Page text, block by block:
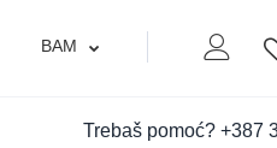
Moj
BAM
Trebaš pomoć? +387